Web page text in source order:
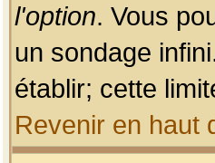
l'option. Vous
un sondage
établir; cette
Revenir en haut